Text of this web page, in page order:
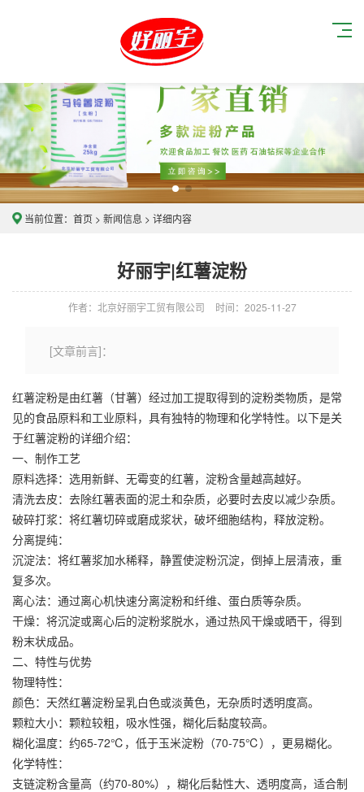
当前位置： 首页 > 新闻信息 > 详细内容
好丽宇|红薯淀粉
作者：北京好丽宇工贸有限公司 时间：2025-11-27
[文章前言]：
红薯淀粉是由红薯（甘薯）经过加工提取得到的淀粉类物质，是常
见的食品原料和工业原料，具有独特的物理和化学特性。以下是关
于红薯淀粉的详细介绍：
一、制作工艺
原料选择：选用新鲜、无霉变的红薯，淀粉含量越高越好。
清洗去皮：去除红薯表面的泥土和杂质，必要时去皮以减少杂质。
破碎打浆：将红薯切碎或磨成浆状，破坏细胞结构，释放淀粉。
分离提纯：
沉淀法：将红薯浆加水稀释，静置使淀粉沉淀，倒掉上层清液，重
复多次。
离心法：通过离心机快速分离淀粉和纤维、蛋白质等杂质。
干燥：将沉淀或离心后的淀粉浆脱水，通过热风干燥或晒干，得到
粉末状成品。
二、特性与优势
物理特性：
颜色：天然红薯淀粉呈乳白色或淡黄色，无杂质时透明度高。
颗粒大小：颗粒较粗，吸水性强，糊化后黏度较高。
糊化温度：约65-72℃，低于玉米淀粉 （70-75℃），更易糊化。
化学特性：
支链淀粉含量高（约70-80%），糊化后黏性大、透明度高，适合制